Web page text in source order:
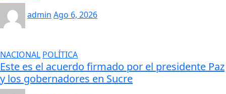
admin Ago 6, 2026
NACIONAL POLÍTICA
Este es el acuerdo firmado por el presidente Paz
y los gobernadores en Sucre